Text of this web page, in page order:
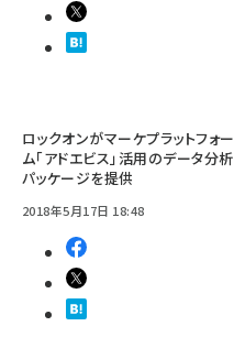
ロックオンがマーケプラットフォー
ム「アドエビス」活用のデータ分析
パッケージを提供
2018年5月17日 18:48